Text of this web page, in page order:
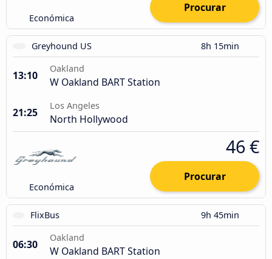
Económica
Procurar
Greyhound US 8h 15min
13:10
Oakland
W Oakland BART Station
21:25
Los Angeles
North Hollywood
Económica
46 €
Procurar
FlixBus 9h 45min
06:30
Oakland
W Oakland BART Station